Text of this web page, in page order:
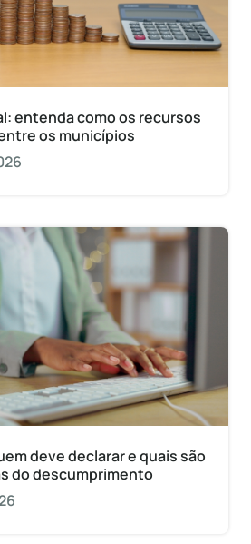
entenda como os recursos
os municípios
deve declarar e quais são
do descumprimento